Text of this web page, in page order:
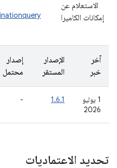
الاستعلام عن
إمكانات الكاميرا
آخر
خبر
الإصدار
المستقر
إصدار
محتمل
‫1 يوليو
2026
1.6.1
-
تحديد الاعتماديات